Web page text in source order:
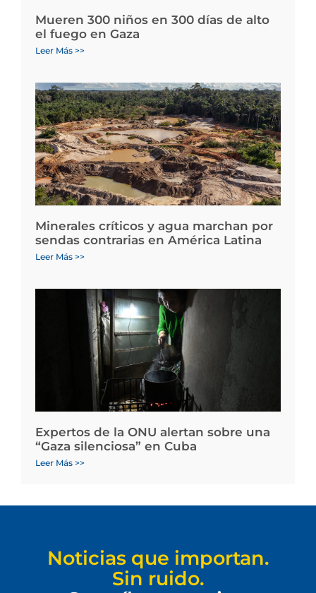
Mueren 300 niños en 300 días de alto
el fuego en Gaza
Leer Más >>
Minerales críticos y agua marchan por
sendas contrarias en América Latina
Leer Más >>
Expertos de la ONU alertan sobre una
“Gaza silenciosa” en Cuba
Leer Más >>
Noticias que importan.
Sin ruido.